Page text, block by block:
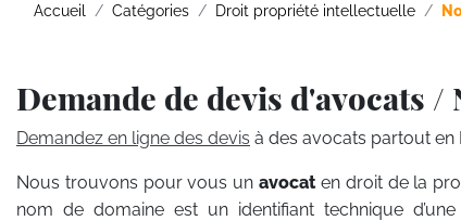
Accueil Catégories Droit propriété intellectuelle
Demande de devis d'avocats /
Demandez en ligne des devis à des avocats partout en
Nous trouvons pour vous unavocat en droit de la
nom de domaine est un identifiant technique